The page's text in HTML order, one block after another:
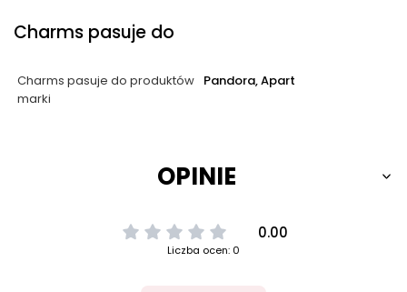
Charms pasuje do
Charms pasuje do produktów
marki
Pandora, Apart
OPINIE
0.00
Liczba ocen: 0